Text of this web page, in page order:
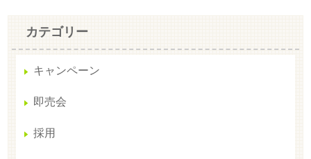
カテゴリー
キャンペーン
即売会
採用